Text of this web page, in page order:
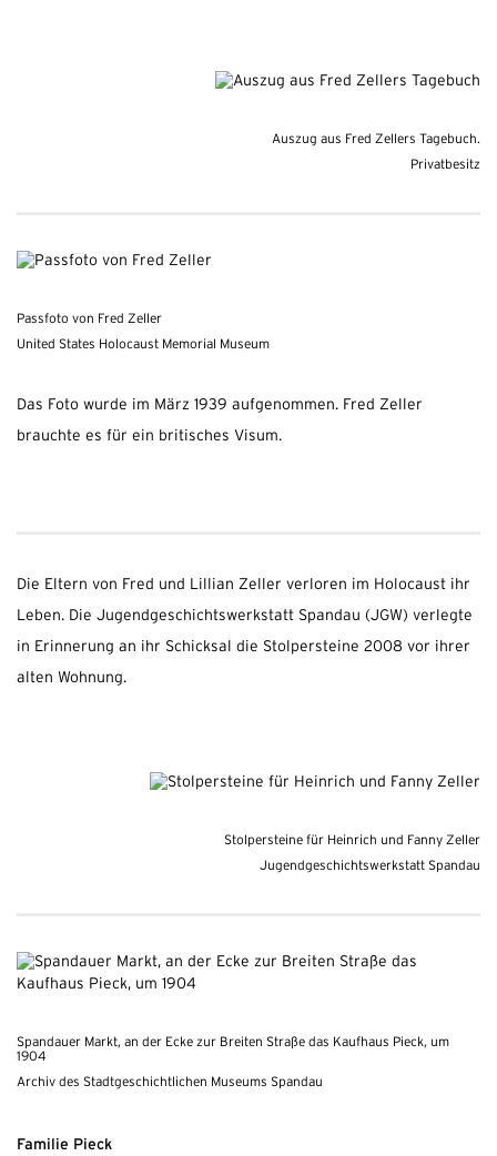
Auszug aus Fred Zellers Tagebuch.
Privatbesitz
Passfoto von Fred Zeller
United States Holocaust Memorial Museum
Das Foto wurde im März 1939 aufgenommen. Fred Zeller
brauchte es für ein britisches Visum.
Die Eltern von Fred und Lillian Zeller verloren im Holocaust ihr
Leben. Die Jugendgeschichtswerkstatt Spandau (JGW) verlegte
in Erinnerung an ihr Schicksal die Stolpersteine 2008 vor ihrer
alten Wohnung.
Stolpersteine für Heinrich und Fanny Zeller
Jugendgeschichtswerkstatt Spandau
Spandauer Markt, an der Ecke zur Breiten Straße das Kaufhaus Pieck, um
1904
Archiv des Stadtgeschichtlichen Museums Spandau
Familie Pieck